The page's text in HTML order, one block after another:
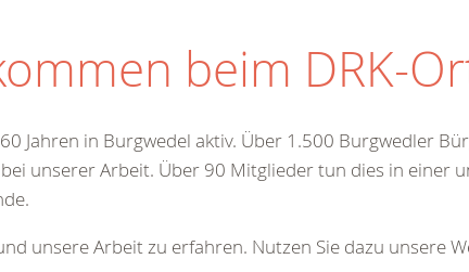
beim DRK-
Jahren in Burgwedel aktiv. Über 1.500 Burgwedler
unserer Arbeit. Über 90 Mitglieder tun dies in einer
unsere Arbeit zu erfahren. Nutzen Sie dazu unsere